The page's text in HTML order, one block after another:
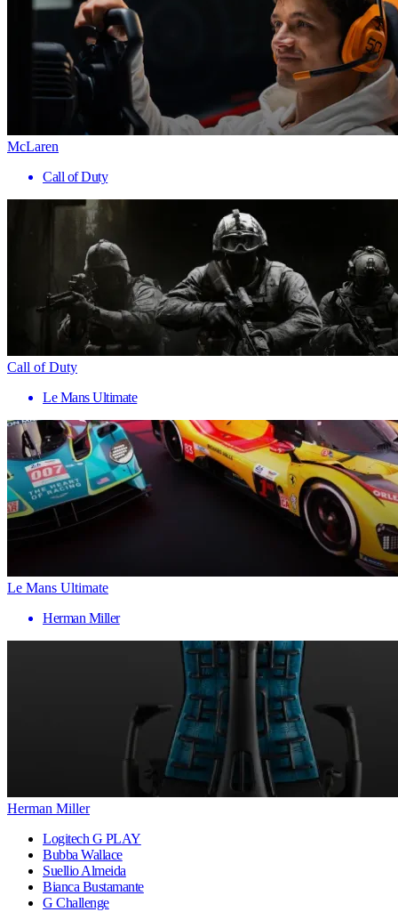
McLaren
Call of Duty
Call of Duty
Le Mans Ultimate
Le Mans Ultimate
Herman Miller
Herman Miller
Logitech G PLAY
Bubba Wallace
Suellio Almeida
Bianca Bustamante
G Challenge